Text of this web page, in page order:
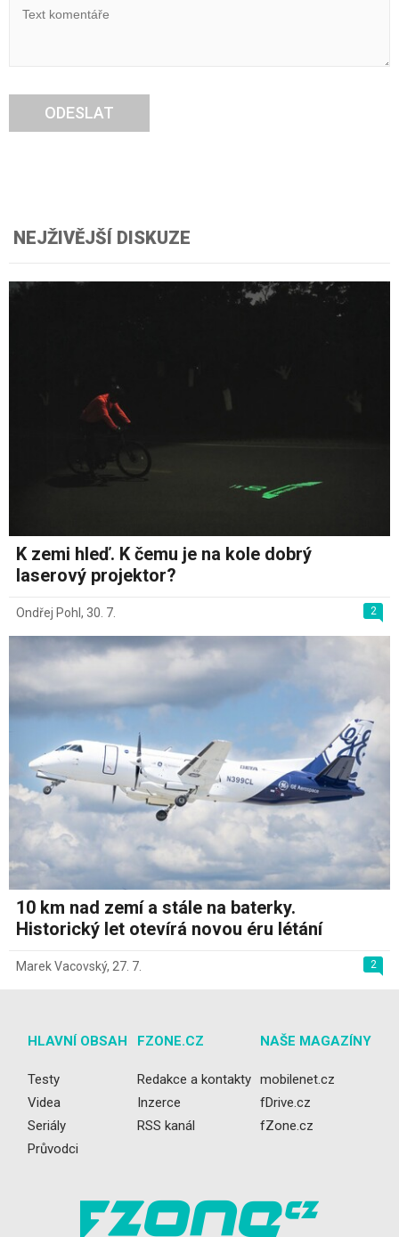
ODESLAT
NEJŽIVĚJŠÍ DISKUZE
K zemi hleď. K čemu je na kole dobrý
laserový projektor?
2
Ondřej Pohl , 30. 7.
10 km nad zemí a stále na baterky.
Historický let otevírá novou éru létání
2
Marek Vacovský, 27. 7.
HLAVNÍ OBSAH
Testy
Videa
Seriály
Průvodci
FZONE.CZ
Redakce a kontakty
Inzerce
RSS kanál
NAŠE MAGAZÍNY
mobilenet.cz
fDrive.cz
fZone.cz